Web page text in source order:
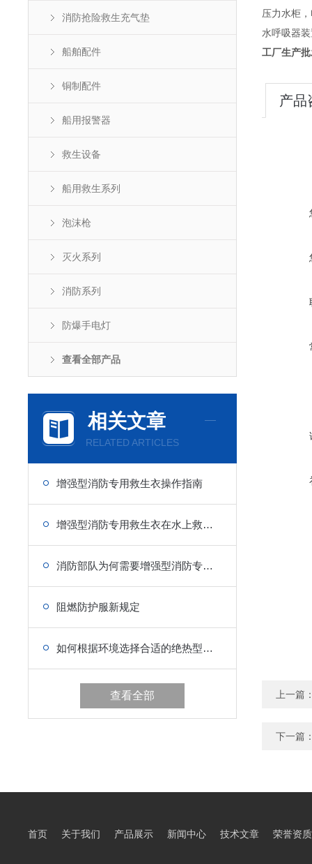
消防抢险救生充气垫
船舶配件
铜制配件
船用报警器
救生设备
船用救生系列
泡沫枪
灭火系列
消防系列
防爆手电灯
查看全部产品
相关文章
RELATED ARTICLES
增强型消防专用救生衣操作指南
增强型消防专用救生衣在水上救援中的重要性
消防部队为何需要增强型消防专用救生衣
阻燃防护服新规定
如何根据环境选择合适的绝热型浸水保温服？
查看全部
压力水柜
水呼吸器
工厂生产
产品
上一篇
下一篇
首页 关于我们 产品展示 新闻中心 技术文章 荣誉资质